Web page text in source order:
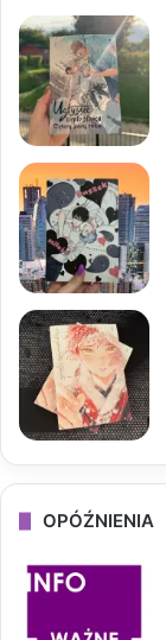
OPÓŹNIENIA